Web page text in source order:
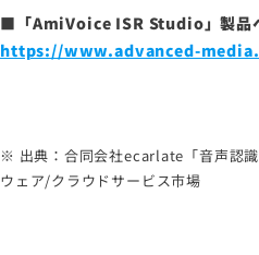
■「AmiVoice ISR Studio」製品
https://www.advanced-
※ 出典：合同会社ecarlate「音声認
ウェア/クラウドサービス市場